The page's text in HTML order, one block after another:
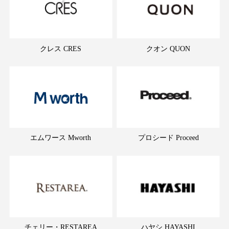
クレス CRES クオン QUON
エムワース Mworth プロシード Proceed
チェリー・RESTAREA ハヤシ HAYASHI